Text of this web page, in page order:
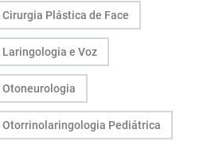
Plástica de Face
e Voz
Pediátrica